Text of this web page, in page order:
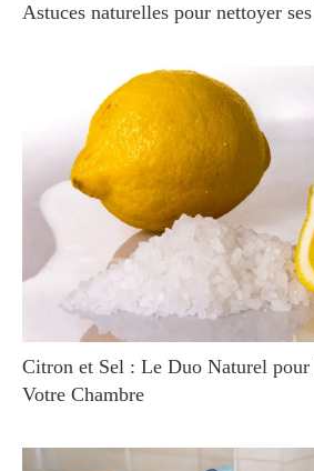
Astuces naturelles pour nettoyer
Citron et Sel : Le Duo Naturel
Votre Chambre